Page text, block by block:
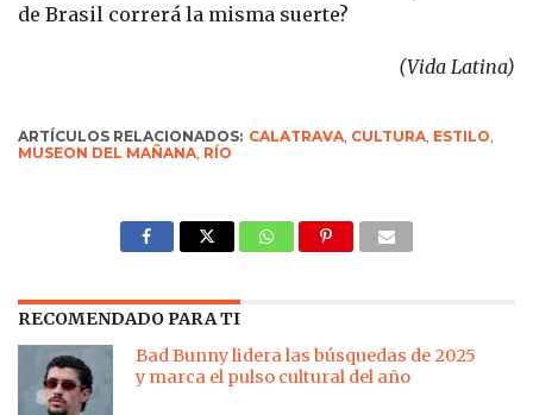
de Brasil correrá la misma suerte?
(Vida Latina)
ARTÍCULOS RELACIONADOS: CALATRAVA CULTURA ESTILO
MUSEON DEL MAÑANA RÍO
RECOMENDADO PARA TI
Bad Bunny lidera las búsquedas de 2025
y marca el pulso cultural del año